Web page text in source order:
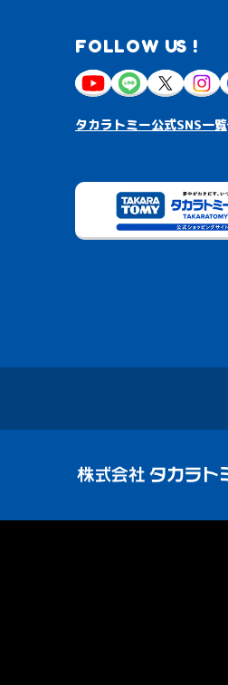
FOLLOW US !
タカラトミー公式SNS一覧